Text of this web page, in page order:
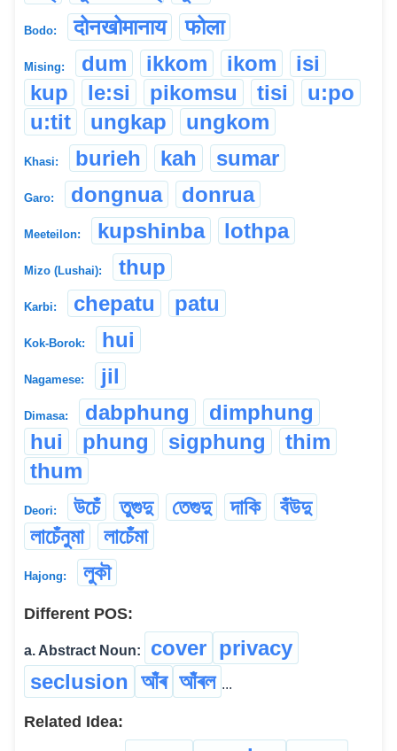
Bodo: दोनखोमानाय फोला
Mising: dum ikkom ikom
isi
kup
le:si pikomsu tisi
u:po
u:tit
ungkap ungkom
Khasi: burieh kah sumar
Garo: dongnua donrua
Meeteilon: kupshinba lothpa
Mizo (Lushai): thup
Karbi: chepatu patu
Kok-Borok: hui
Nagamese: jil
Dimasa: dabphung
dimphung
hui
phung sigphung
thim
thum
Deori: উচেঁ তুগুদু তেগুদু দাকি
বঁউদু
লাচেঁনুমা
লাচেঁমা
Hajong: লুকৗ
Different POS:
a. Abstract Noun: cover privacy
seclusion আঁৰ আঁৰল ...
Related Idea: